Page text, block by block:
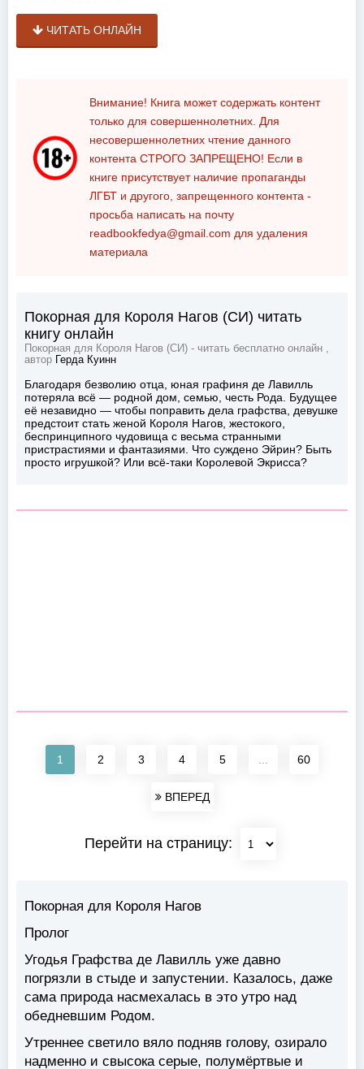
ЧИТАТЬ ОНЛАЙН
Внимание! Книга может содержать контент
только для совершеннолетних. Для
несовершеннолетних чтение данного
контента СТРОГО ЗАПРЕЩЕНО! Если в
книге присутствует наличие пропаганды
ЛГБТ и другого, запрещенного контента -
просьба написать на почту
readbookfedya@gmail.com для удаления
материала
Покорная для Короля Нагов (СИ) читать
книгу онлайн
Покорная для Короля Нагов (СИ) - читать бесплатно онлайн ,
автор
Герда Куинн
Благодаря безволию отца, юная графиня де Лавилль
потеряла всё — родной дом, семью, честь Рода. Будущее
её незавидно — чтобы поправить дела графства, девушке
предстоит стать женой Короля Нагов, жестокого,
беспринципного чудовища с весьма странными
пристрастиями и фантазиями. Что суждено Эйрин? Быть
просто игрушкой? Или всё-таки Королевой Экрисса?
1 2 3 4 5 60
ВПЕРЕД
Перейти на страницу:
Покорная для Короля Нагов
Пролог
Угодья Графства де Лавилль уже давно
погрязли в стыде и запустении. Казалось, даже
сама природа насмехалась в это утро над
обедневшим Родом.
Утреннее светило вяло подняв голову, озирало
надменно и свысока серые, полумёртвые и